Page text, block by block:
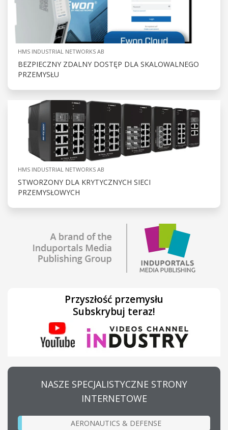
HMS INDUSTRIAL NETWORKS AB
BEZPIECZNY ZDALNY DOSTĘP DLA SKALOWALNEGO
PRZEMYSŁU
HMS INDUSTRIAL NETWORKS AB
STWORZONY DLA KRYTYCZNYCH SIECI
PRZEMYSŁOWYCH
Przyszłość przemysłu
Subskrybuj teraz!
NASZE SPECJALISTYCZNE STRONY
INTERNETOWE
AERONAUTICS & DEFENSE